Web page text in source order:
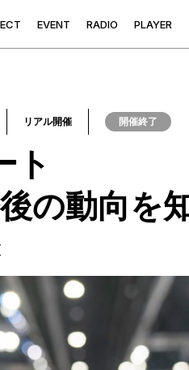
ECT EVENT RADIO PLAYER
リアル開催 開催終了
ト
の動向を